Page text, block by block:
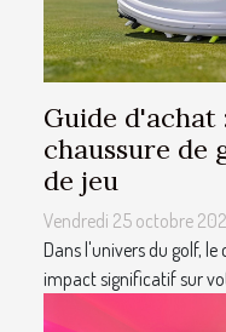
Guide
chaussure de
de jeu
Vendredi 25 octobre
Dans l'univers du golf,
impact significatif sur